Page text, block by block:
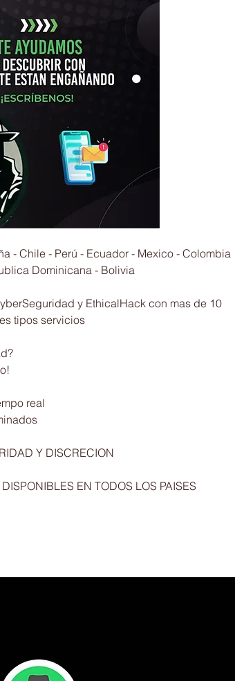
- Chile - Perú - Ecuador - Mexico - Colombia
Dominicana - Bolivia
y EthicalHack con mas de 10
tipos servicios
pasando!
en tiempo real
Eliminados
Y DISCRECION